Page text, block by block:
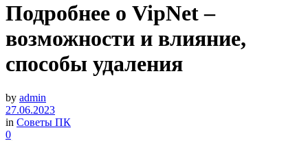
Подробнее о VipNet –
возможности и влияние,
способы удаления
by admin
27.06.2023
in Советы ПК
0